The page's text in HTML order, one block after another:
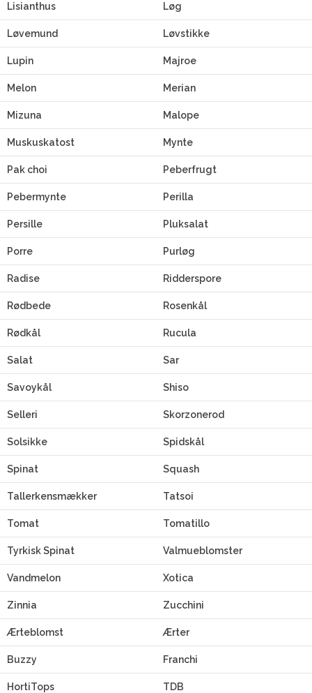
Lisianthus Løg
Løvemund Løvstikke
Lupin Majroe
Melon Merian
Mizuna Malope
Muskuskatost Mynte
Pak choi Peberfrugt
Pebermynte Perilla
Persille Pluksalat
Porre Purløg
Radise Ridderspore
Rødbede Rosenkål
Rødkål Rucula
Salat Sar
Savoykål Shiso
Selleri Skorzonerod
Solsikke Spidskål
Spinat Squash
Tallerkensmækker Tatsoi
Tomat Tomatillo
Tyrkisk Spinat Valmueblomster
Vandmelon Xotica
Zinnia Zucchini
Ærteblomst Ærter
Buzzy Franchi
HortiTops TDB